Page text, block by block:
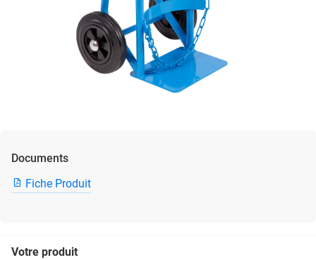
Documents
Fiche Produit
Votre produit